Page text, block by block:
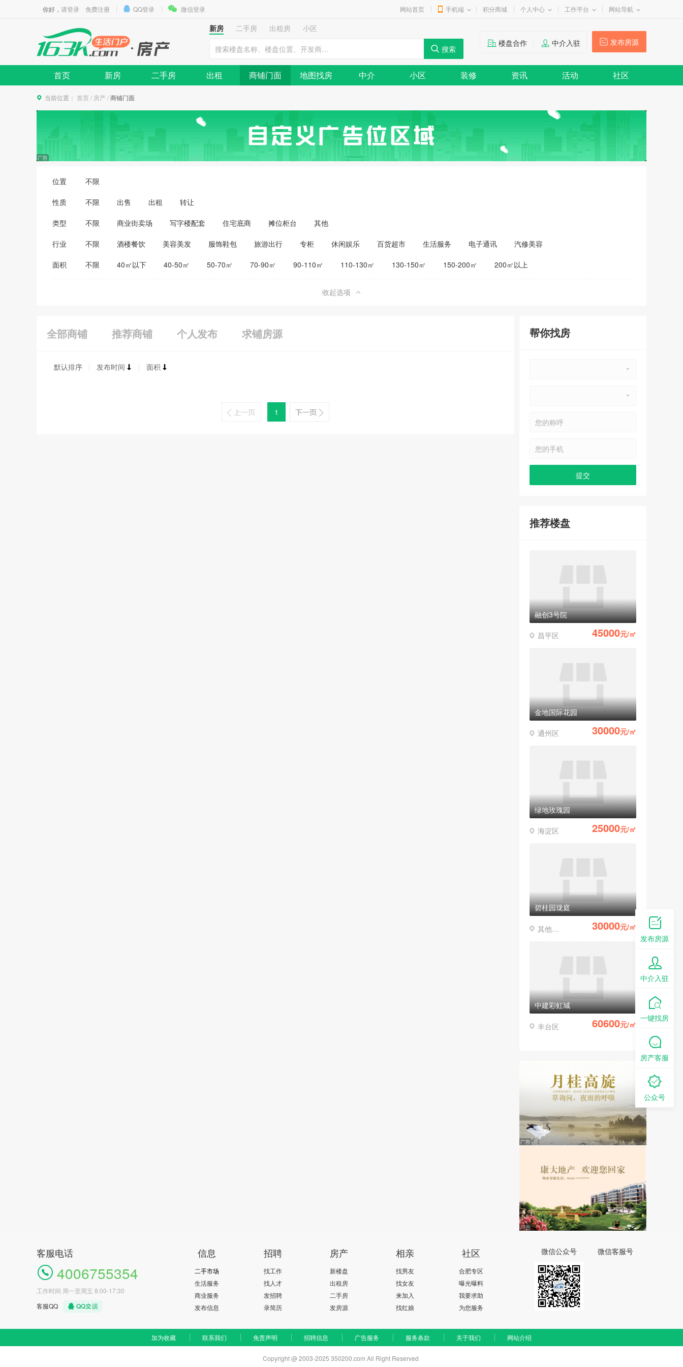
你好， 请登录 免费注册 QQ登录 微信登录 网站首页 手机端 积分商城 个人中心 工作平台 网站导航
新房 二手房 出租房
小区
发布房源
楼盘合作 中介入驻
首页 新房 二手房 出租 商铺门面 地图找房 中介 小区 装修 资讯 活动 社区
当前位置： 首页 / 房产/商铺门面
位置 不限
性质 不限 出售 出租 转让
类型 不限 商业街卖场 写字楼配套 住宅底商 摊位柜台 其他
行业 不限 酒楼餐饮 美容美发 服饰鞋包 旅游出行 专柜 休闲娱乐 百货超市 生活服务 电子通讯
汽修美容
医药保健
家居建材
面积 不限 40㎡以下 40-50㎡ 50-70㎡ 70-90㎡ 90-110㎡ 110-130㎡ 130-150㎡ 150-200㎡ 200㎡以上
收起选项
全部商铺 推荐商铺 个人发布 求铺房源
默认排序 发布时间 面积
1
帮你找房
推荐楼盘
融创3号院
昌平区 45000元/㎡
金地国际花园
通州区 30000元/㎡
绿地玫瑰园
海淀区 25000元/㎡
碧桂园珑庭
其他区县 30000元/㎡
中建彩虹城
丰台区 60600元/㎡
客服电话
4006755354
工作时间 周一至周五 8:00-17:30
客服QQ
信息
二手市场
生活服务
商业服务
发布信息
招聘
找工作
找人才
发招聘
录简历
房产
新楼盘
出租房
二手房
发房源
相亲
找男友
找女友
来加入
找红娘
社区
合肥专区
曝光曝料
我要求助
为您服务
微信公众号 微信客服号
加为收藏 联系我们 免责声明 招聘信息 广告服务 服务条款 关于我们 网站介绍
Copyright @ 2003-2025 350200.com All Right Reserved
发布房源
中介入驻
一键找房
房产客服
公众号